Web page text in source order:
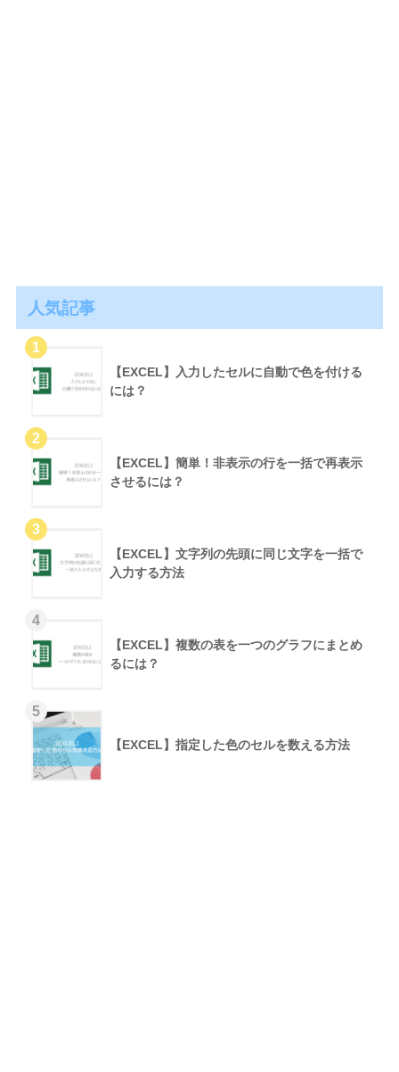
人気記事
【EXCEL】入力したセルに自動で色を付ける
には？
【EXCEL】簡単！非表示の行を一括で再表示
させるには？
【EXCEL】文字列の先頭に同じ文字を一括で
入力する方法
【EXCEL】複数の表を一つのグラフにまとめ
るには？
【EXCEL】指定した色のセルを数える方法